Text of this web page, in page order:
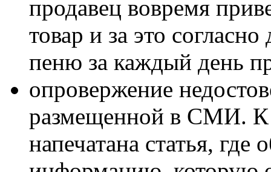
продавец вовремя
товар и за это
пеню за каждый день
опровержение
размещенной в СМИ. К
напечатана статья,